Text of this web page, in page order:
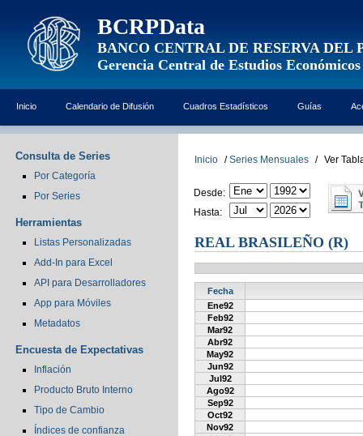
BCRPData
BANCO CENTRAL DE RESERVA DEL
Gerencia Central de Estudios Económicos
Inicio Calendario de Difusión Cuadros Estadísticos Guías
Consulta de Series
Por Categoría
Por Series
Herramientas
Listas Personalizadas
Add-In para Excel
API para Desarrolladores
App para Móviles
Metadatos
Encuesta de Expectativas
Inflación
Producto Bruto Interno
Tipo de Cambio
Índices de confianza
Inicio / Series Mensuales / Ver
Desde:
Hasta:
REAL BRASILEÑO (R)
Fecha
Ene92
Feb92
Mar92
Abr92
May92
Jun92
Jul92
Ago92
Sep92
Oct92
Nov92